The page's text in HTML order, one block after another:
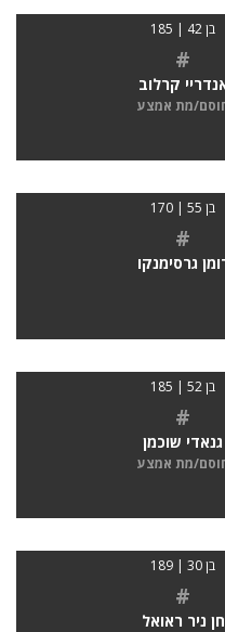
בן 42 | 185
#
קרלוב
מת אמצע
בן 55 | 170
#
גרסימנקו
בן 52 | 185
#
גנאדי שוכמן
מת אמצע
בן 30 | 189
#
חן ניר ראואל